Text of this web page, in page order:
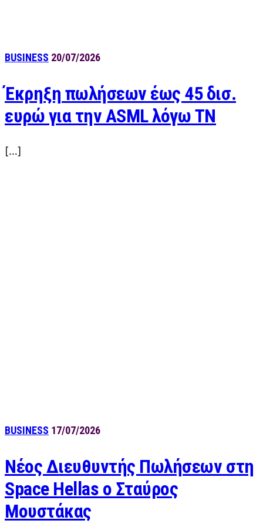
BUSINESS 20/07/2026
Έκρηξη πωλήσεων έως 45 δισ.
ευρώ για την ASML λόγω ΤΝ
[…]
BUSINESS 17/07/2026
Νέος Διευθυντής Πωλήσεων στη
Space Hellas ο Σταύρος
Μουστάκας